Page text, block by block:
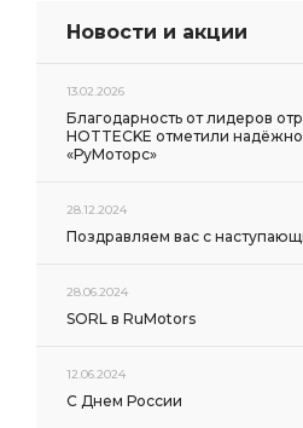
Новости и акции
13.02.2026
Благодарность от лидеров
HOTTECKE отметили
«РуМоторс»
28.12.2024
Поздравляем вас с
28.06.2024
SORL в RuMotors
12.06.2024
С Днем России